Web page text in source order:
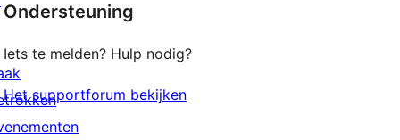
Ondersteuning
Iets te melden? Hulp nodig?
Het supportforum bekijken